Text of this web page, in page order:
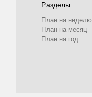
Разделы
План на неделю
План на месяц
План на год